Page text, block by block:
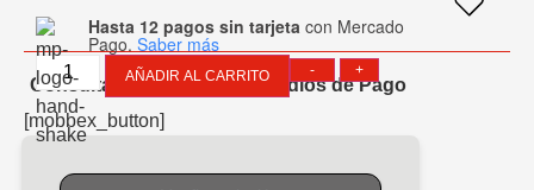
Hasta 12 pagos sin tarjeta con Mercado
Pago. Saber más
- +
AÑADIR AL CARRITO
Consultar Financiación y Medios de Pago
[mobbex_button]